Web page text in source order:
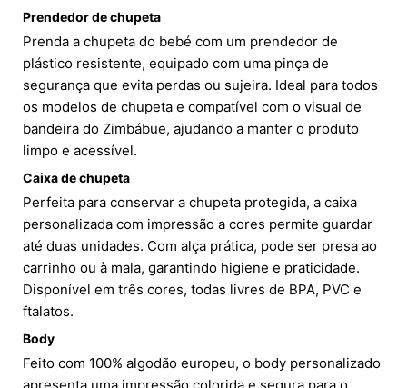
Prendedor de chupeta
Prenda a chupeta do bebé com um prendedor de
plástico resistente, equipado com uma pinça de
segurança que evita perdas ou sujeira. Ideal para todos
os modelos de chupeta e compatível com o visual de
bandeira do Zimbábue, ajudando a manter o produto
limpo e acessível.
Caixa de chupeta
Perfeita para conservar a chupeta protegida, a caixa
personalizada com impressão a cores permite guardar
até duas unidades. Com alça prática, pode ser presa ao
carrinho ou à mala, garantindo higiene e praticidade.
Disponível em três cores, todas livres de BPA, PVC e
ftalatos.
Body
Feito com 100% algodão europeu, o body personalizado